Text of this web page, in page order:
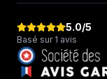
5.0/5
Basé sur 1 avis